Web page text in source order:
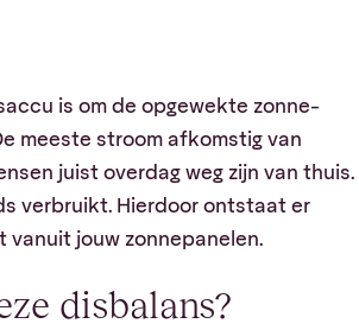
is om de opgewekte zonne-
meeste stroom afkomstig van
juist overdag weg zijn van thuis.
verbruikt. Hierdoor ontstaat er
vanuit jouw zonnepanelen.
disbalans?